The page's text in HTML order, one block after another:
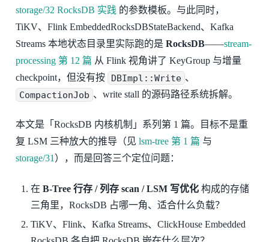
storage/32 RocksDB 实践 的参数模板。与此同时，
TiKV、Flink EmbeddedRocksDBStateBackend、Kafka
Streams 本地状态目录里实际跑的是 RocksDB——stream-
processing 第 12 篇 从 Flink 视角讲了 KeyGroup 与增量
checkpoint，但没有按
DBImpl::Write 、
CompactionJob 、write stall 的源码路径系统拆解。
本文是「RocksDB 内核机制」系列第 1 篇。目标不是重
复 LSM 三种放大的推导（见 lsm-tree 第 1 篇 与
storage/31），而是回答三个定位问题：
在B-Tree 行存 / 列存 scan / LSM 写优化 构成的存储
三角里，RocksDB 占哪一角、适合什么负载？
TiKV、Flink、Kafka Streams、ClickHouse Embedded